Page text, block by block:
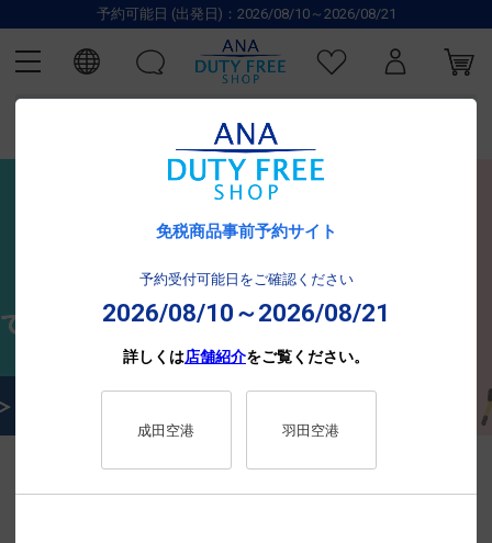
予約可能日 (出発日)：2026/08/10～2026/08/21
免税商品事前予約サイト
予約受付可能日をご確認ください
2026/08/10～2026/08/21
詳しくは店舗紹介をご覧ください。
成田空港 羽田空港